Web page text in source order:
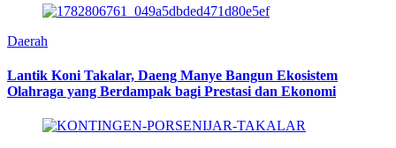
Daerah
Lantik Koni Takalar, Daeng Manye Bangun Ekosistem
Olahraga yang Berdampak bagi Prestasi dan Ekonomi